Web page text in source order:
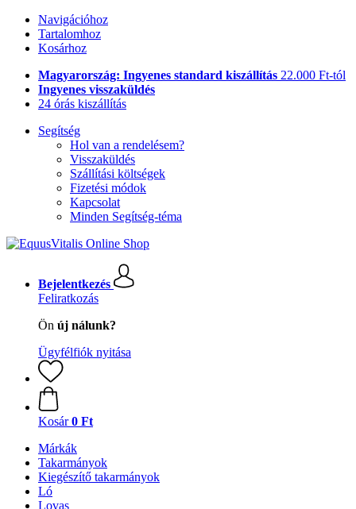
Navigációhoz
Tartalomhoz
Kosárhoz
Magyarország: Ingyenes standard kiszállítás 22.000 Ft-tól
Ingyenes visszaküldés
24 órás kiszállítás
Segítség
Hol van a rendelésem?
Visszaküldés
Szállítási költségek
Fizetési módok
Kapcsolat
Minden Segítség-téma
Bejelentkezés
Feliratkozás
Ön új nálunk?
Ügyfélfiók nyitása
Kosár 0 Ft
Márkák
Takarmányok
Kiegészítő takarmányok
Ló
Lovas